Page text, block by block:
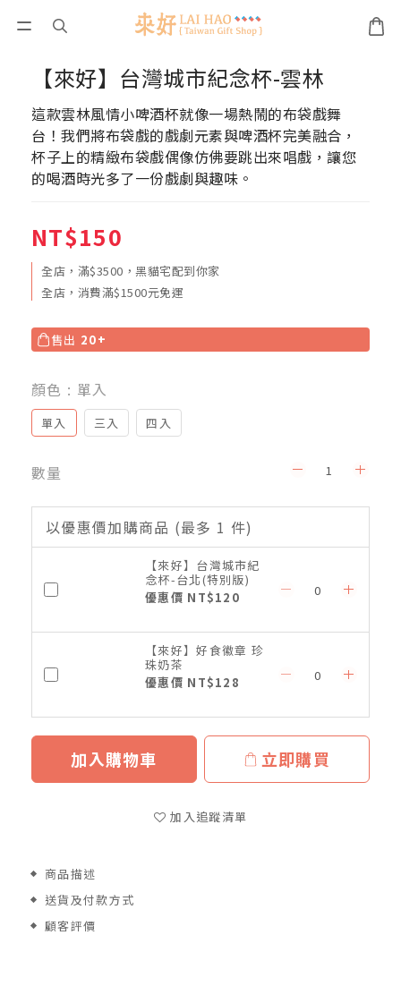
【來好】台灣城市紀念杯-雲林
這款雲林風情小啤酒杯就像一場熱鬧的布袋戲舞
台！我們將布袋戲的戲劇元素與啤酒杯完美融合，
杯子上的精緻布袋戲偶像仿佛要跳出來唱戲，讓您
的喝酒時光多了一份戲劇與趣味。
NT$150
全店，滿$3500，黑貓宅配到你家
全店，消費滿$1500元免運
售出 20+
顏色 : 單入
單入 三入 四入
數量
以優惠價加購商品 (最多 1 件)
【來好】台灣城市紀
念杯-台北(特別版)
優惠價 NT$120
【來好】好食徽章 珍
珠奶茶
優惠價 NT$128
加入購物車 立即購買
加入追蹤清單
商品描述
送貨及付款方式
顧客評價